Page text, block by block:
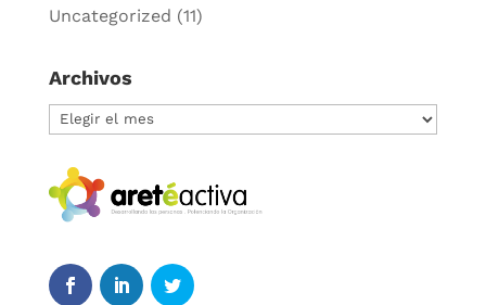
Uncategorized (11)
Archivos
Archivos